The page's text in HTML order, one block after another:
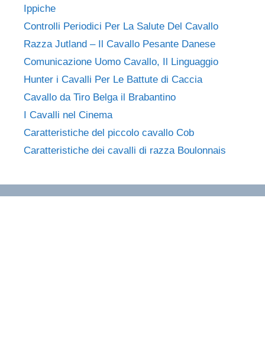
Ippiche
Controlli Periodici Per La Salute Del Cavallo
Razza Jutland – Il Cavallo Pesante Danese
Comunicazione Uomo Cavallo, Il Linguaggio
Hunter i Cavalli Per Le Battute di Caccia
Cavallo da Tiro Belga il Brabantino
I Cavalli nel Cinema
Caratteristiche del piccolo cavallo Cob
Caratteristiche dei cavalli di razza Boulonnais